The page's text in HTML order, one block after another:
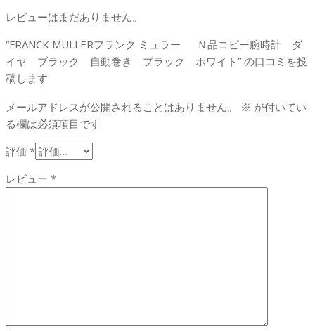
レビューはまだありません。
“FRANCK MULLERフランク ミュラー Ｎ品コピー腕時計 ダ
イヤ ブラック 自動巻き ブラック ホワイト” の口コミを投
稿します
メールアドレスが公開されることはありません。 ※ が付いてい
る欄は必須項目です
評価 *
レビュー *